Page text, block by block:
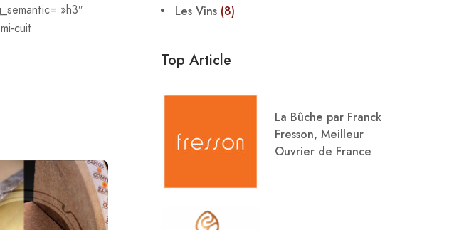
»h3″
cuit
Les Vins (8)
Top Article
La Bûche par Franck
Fresson, Meilleur
Ouvrier de France